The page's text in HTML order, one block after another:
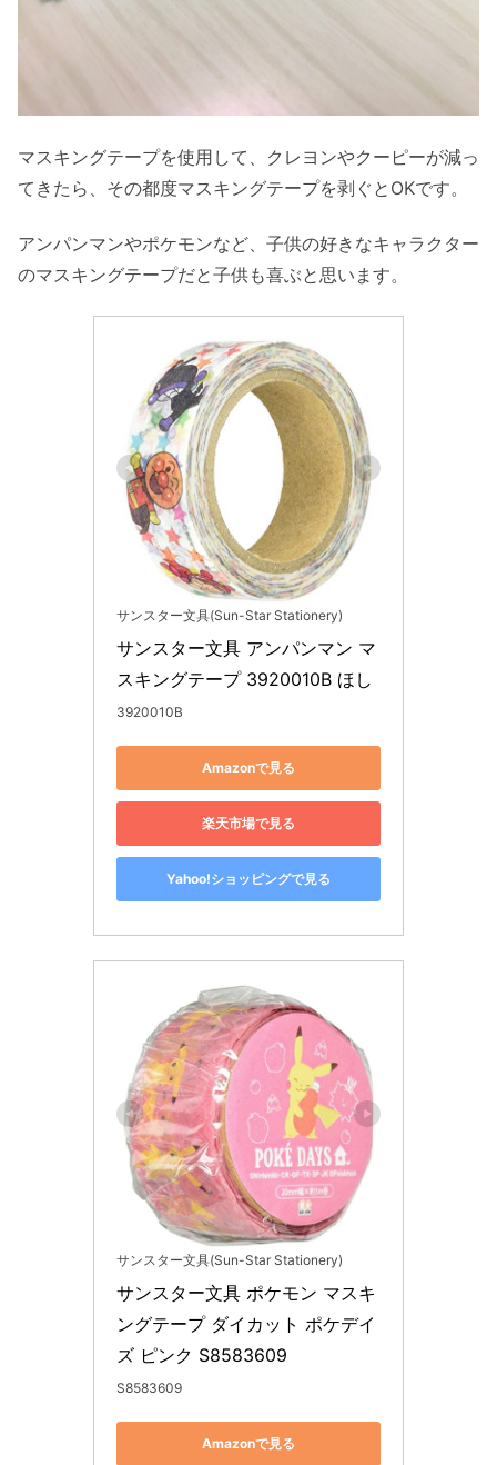
マスキングテープを使用して、クレヨンやクーピーが減っ
てきたら、その都度マスキングテープを剥ぐとOKです。
アンパンマンやポケモンなど、子供の好きなキャラクター
のマスキングテープだと子供も喜ぶと思います。
サンスター文具(Sun-Star Stationery)
サンスター文具 アンパンマン マ
スキングテープ 3920010B ほし
3920010B
Amazonで見る
楽天市場で見る
Yahoo!ショッピングで見る
サンスター文具(Sun-Star Stationery)
サンスター文具 ポケモン マスキ
ングテープ ダイカット ポケデイ
ズ ピンク S8583609
S8583609
Amazonで見る